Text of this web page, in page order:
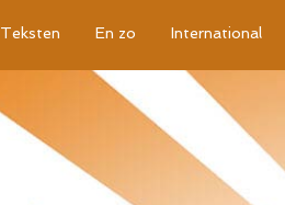
Teksten En zo International